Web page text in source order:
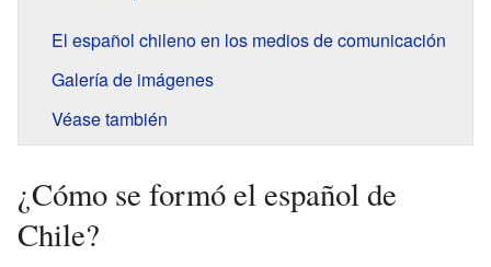
El español chileno en los medios de comunicación
Galería de imágenes
Véase también
¿Cómo se formó el español de
Chile?